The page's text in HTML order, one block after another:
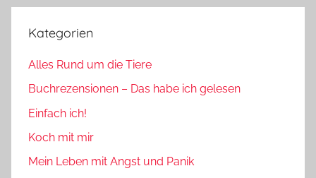
Kategorien
Alles Rund um die Tiere
Buchrezensionen – Das habe ich gelesen
Einfach ich!
Koch mit mir
Mein Leben mit Angst und Panik